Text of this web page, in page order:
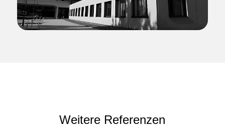
Weitere Referenzen